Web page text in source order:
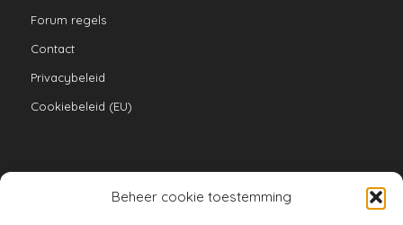
Beheer cookie toestemming
Forum regels
Contact
Privacybeleid
Cookiebeleid (EU)